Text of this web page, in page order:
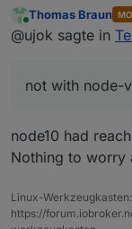
Version
Github
setting
RSCP
S10
provide a
As of
Online
Thomas Braun
@ujok sagte in
not with node-
node10 had
Nothing to worry
Linux-Werkzeugkasten:
https://